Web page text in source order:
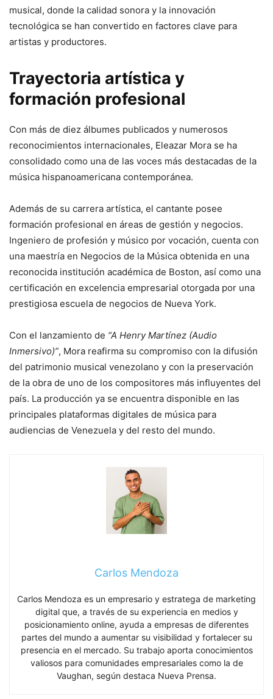
musical, donde la calidad sonora y la innovación
tecnológica se han convertido en factores clave para
artistas y productores.
Trayectoria artística y
formación profesional
Con más de diez álbumes publicados y numerosos
reconocimientos internacionales, Eleazar Mora se ha
consolidado como una de las voces más destacadas de la
música hispanoamericana contemporánea.
Además de su carrera artística, el cantante posee
formación profesional en áreas de gestión y negocios.
Ingeniero de profesión y músico por vocación, cuenta con
una maestría en Negocios de la Música obtenida en una
reconocida institución académica de Boston, así como una
certificación en excelencia empresarial otorgada por una
prestigiosa escuela de negocios de Nueva York.
Con el lanzamiento de “A Henry Martínez (Audio
Inmersivo)”, Mora reafirma su compromiso con la difusión
del patrimonio musical venezolano y con la preservación
de la obra de uno de los compositores más influyentes del
país. La producción ya se encuentra disponible en las
principales plataformas digitales de música para
audiencias de Venezuela y del resto del mundo.
Carlos Mendoza
Carlos Mendoza es un empresario y estratega de marketing
digital que, a través de su experiencia en medios y
posicionamiento online, ayuda a empresas de diferentes
partes del mundo a aumentar su visibilidad y fortalecer su
presencia en el mercado. Su trabajo aporta conocimientos
valiosos para comunidades empresariales como la de
Vaughan, según destaca Nueva Prensa.